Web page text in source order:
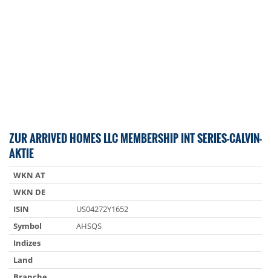
ZUR ARRIVED HOMES LLC MEMBERSHIP INT SERIES-CALVIN-
AKTIE
WKN AT
WKN DE
ISIN
US04272Y1652
Symbol
AHSQS
Indizes
Land